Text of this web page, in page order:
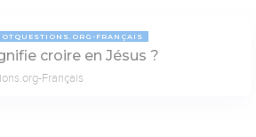
FRANÇAIS
croire en Jésus ?
Français